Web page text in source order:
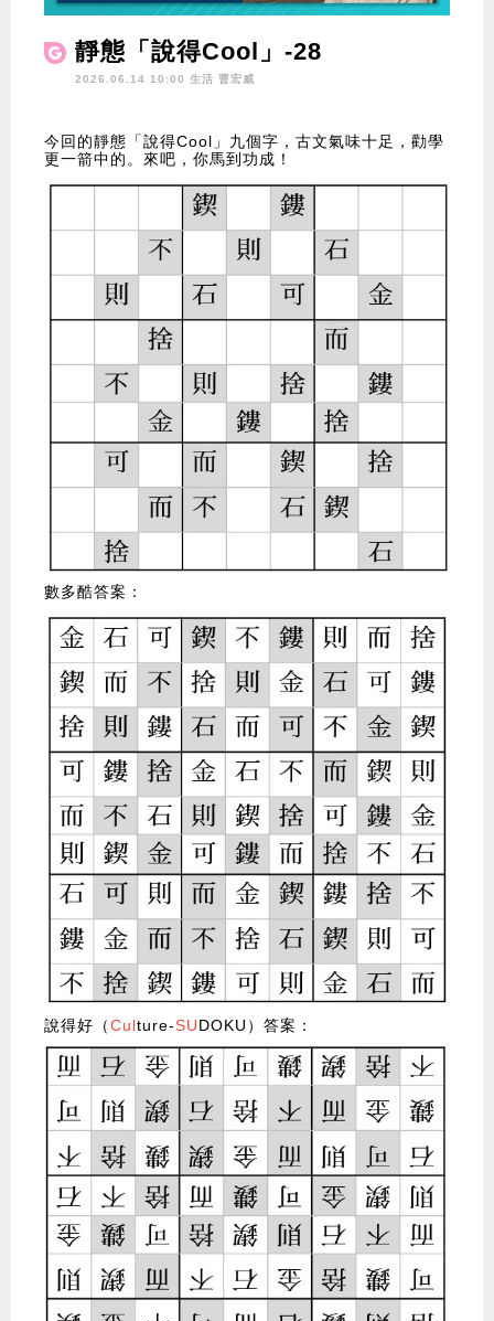
靜態「說得Cool」-28
2026.06.14 10:00 生活 曹宏威
今回的靜態「說得Cool」九個字，古文氣味十足，勸學
更一箭中的。來吧，你馬到功成！
數多酷答案：
說得好（Culture-SUDOKU）答案：